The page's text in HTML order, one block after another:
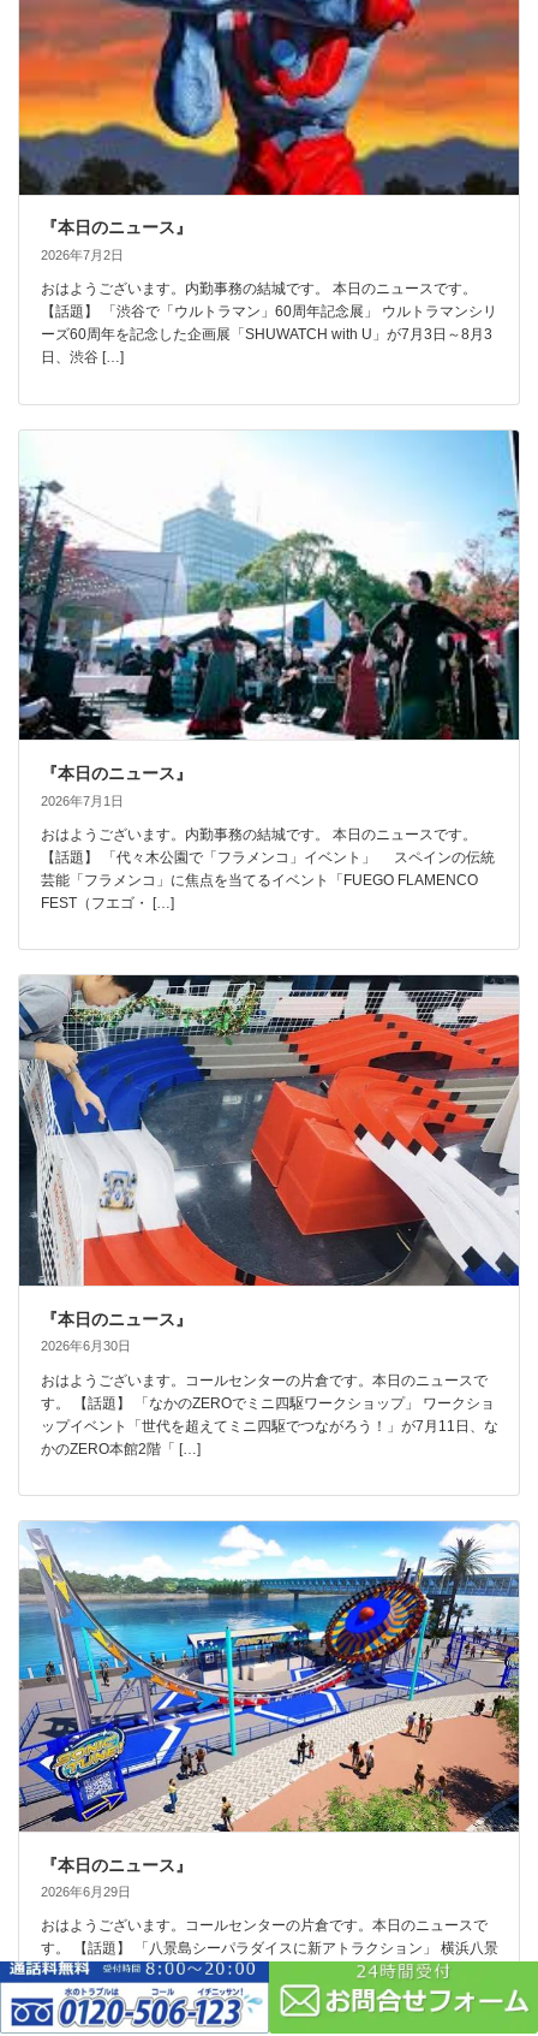
『本日のニュース』
2026年7月2日
おはようございます。内勤事務の結城です。 本日のニュースです。
【話題】 「渋谷で「ウルトラマン」60周年記念展」 ウルトラマンシリ
ーズ60周年を記念した企画展「SHUWATCH with U」が7月3日～8月3
日、渋谷 […]
『本日のニュース』
2026年7月1日
おはようございます。内勤事務の結城です。 本日のニュースです。
【話題】 「代々木公園で「フラメンコ」イベント」 スペインの伝統
芸能「フラメンコ」に焦点を当てるイベント「FUEGO FLAMENCO
FEST（フエゴ・ […]
『本日のニュース』
2026年6月30日
おはようございます。コールセンターの片倉です。本日のニュースで
す。 【話題】 「なかのZEROでミニ四駆ワークショップ」 ワークショ
ップイベント「世代を超えてミニ四駆でつながろう！」が7月11日、な
かのZERO本館2階「 […]
『本日のニュース』
2026年6月29日
おはようございます。コールセンターの片倉です。本日のニュースで
す。 【話題】 「八景島シーパラダイスに新アトラクション」 横浜八景
島は８月１日、横浜・八景島シーパラダイスに新たなアトラクション
エリアをオープンします。 ア […]